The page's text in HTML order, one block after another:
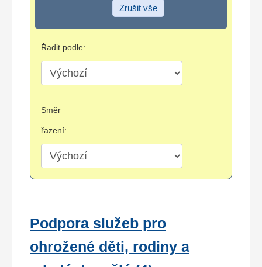
Zrušit vše
Řadit podle:
Směr
řazení:
Podpora služeb pro
ohrožené děti, rodiny a